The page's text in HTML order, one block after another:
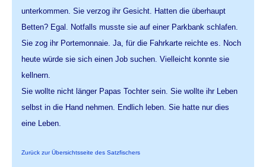
unterkommen. Sie verzog ihr Gesicht. Hatten die überhaupt
Betten? Egal. Notfalls musste sie auf einer Parkbank schlafen.
Sie zog ihr Portemonnaie. Ja, für die Fahrkarte reichte es. Noch
heute würde sie sich einen Job suchen. Vielleicht konnte sie
kellnern.
Sie wollte nicht länger Papas Tochter sein. Sie wollte ihr Leben
selbst in die Hand nehmen. Endlich leben. Sie hatte nur dies
eine Leben.
Zurück zur Übersichtsseite des Satzfischers